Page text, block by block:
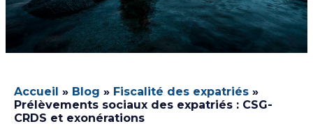
Accueil » Blog » Fiscalité des expatriés »
Prélèvements sociaux des expatriés : CSG-
CRDS et exonérations